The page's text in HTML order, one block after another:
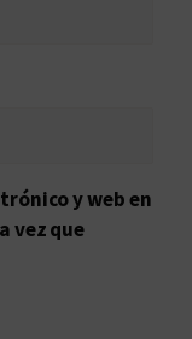
y web en
vez que